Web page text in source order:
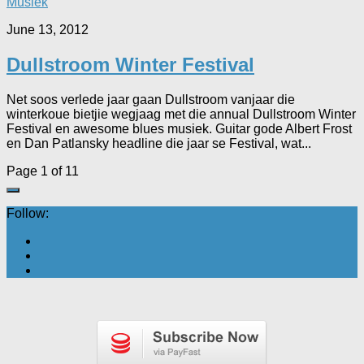
June 13, 2012
Dullstroom Winter Festival
Net soos verlede jaar gaan Dullstroom vanjaar die
winterkoue bietjie wegjaag met die annual Dullstroom Winter
Festival en awesome blues musiek. Guitar gode Albert Frost
en Dan Patlansky headline die jaar se Festival, wat...
Page 1 of 11
Follow: